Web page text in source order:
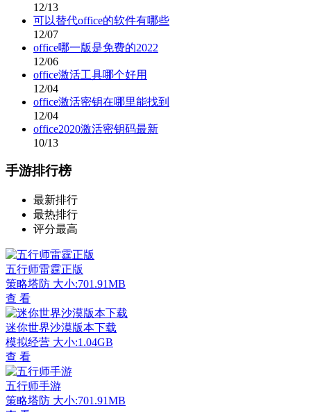
12/13
可以替代office的软件有哪些
12/07
office哪一版是免费的2022
12/06
office激活工具哪个好用
12/04
office激活密钥在哪里能找到
12/04
office2020激活密钥码最新
10/13
手游排行榜
最新排行
最热排行
评分最高
五行师雷霆正版
策略塔防 大小:701.91MB
查 看
迷你世界沙漠版本下载
模拟经营 大小:1.04GB
查 看
五行师手游
策略塔防 大小:701.91MB